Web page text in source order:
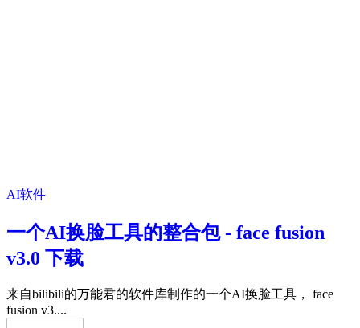
AI软件
一个AI换脸工具的整合包 - face fusion
v3.0 下载
来自bilibili的万能君的软件库制作的一个AI换脸工具， face
fusion v3....